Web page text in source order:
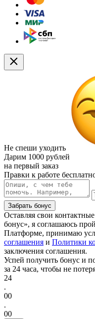
Не спеши уходить
Дарим 1000 рублей
на первый заказ
Правки к работе
Забрать бонус
Оставляя свои
бонус», я соглашаюсь
Платформе, принимаю
соглашения и Политики
заключения соглашения.
Успей получить бонус и
за 24 часа, чтобы не
24
.
00
.
00